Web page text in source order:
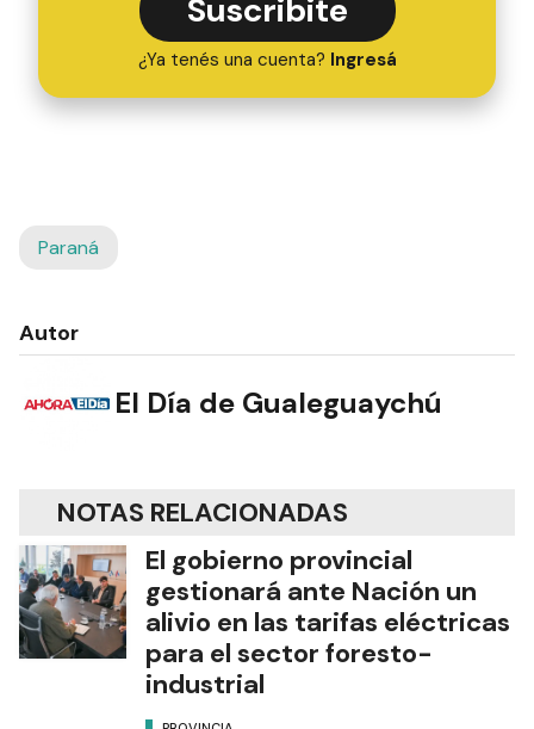
Suscribite
¿Ya tenés una cuenta? Ingresá
Paraná
Autor
El Día de Gualeguaychú
NOTAS RELACIONADAS
El gobierno provincial
gestionará ante Nación un
alivio en las tarifas eléctricas
para el sector foresto-
industrial